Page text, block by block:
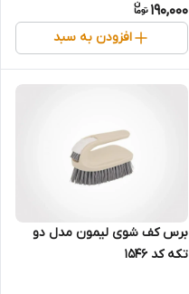
190,000
افزودن به سبد
برس کف شوی لیمون مدل دو
تکه کد ۱۵۴۶